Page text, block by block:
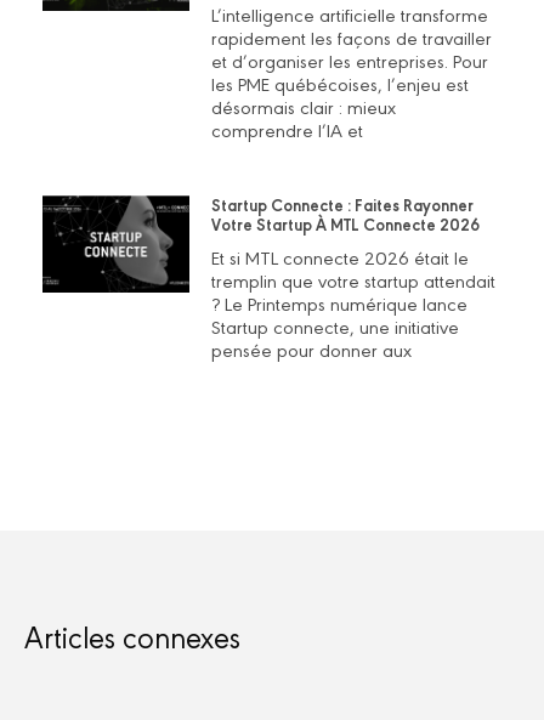
L’intelligence artificielle transforme
rapidement les façons de travailler
et d’organiser les entreprises. Pour
les PME québécoises, l’enjeu est
désormais clair : mieux
comprendre l’IA et
Startup Connecte : Faites Rayonner
Votre Startup À MTL Connecte 2026
Et si MTL connecte 2026 était le
tremplin que votre startup attendait
? Le Printemps numérique lance
Startup connecte, une initiative
pensée pour donner aux
Articles connexes